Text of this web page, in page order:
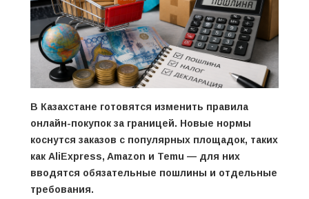
В Казахстане готовятся изменить правила
онлайн-покупок за границей. Новые нормы
коснутся заказов с популярных площадок, таких
как AliExpress, Amazon и Temu — для них
вводятся обязательные пошлины и отдельные
требования.